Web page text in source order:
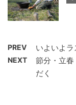
PREV いよいよラ
NEXT
節分・立
だく